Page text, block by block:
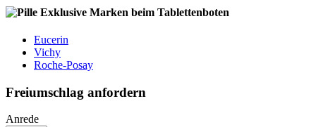
Exklusive Marken beim Tablettenboten
Eucerin
Vichy
Roche-Posay
Freiumschlag anfordern
Anrede